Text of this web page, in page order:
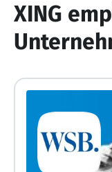
XING